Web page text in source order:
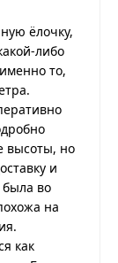
ёлочку,
либо
то,
высоты, но
и
во
на
как